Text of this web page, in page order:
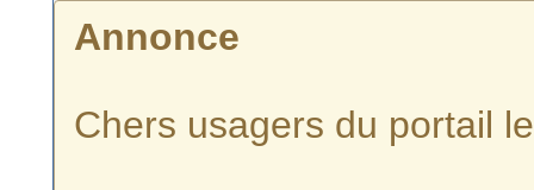
Annonce
Chers usagers du portail